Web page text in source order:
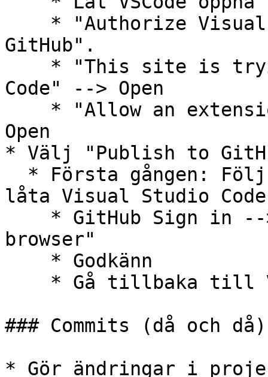
GitHub".
Code" --> Open
Open
* Välj "Publish to
låta Visual Studio
browser"
### Commits (då och då)
* Gör ändringar i